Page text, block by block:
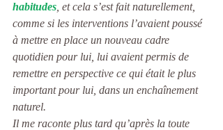
habitudes , et cela s’est fait naturellement,
comme si les interventions l’avaient poussé
à mettre en place un nouveau cadre
quotidien pour lui, lui avaient permis de
remettre en perspective ce qui était le plus
important pour lui, dans un enchaînement
naturel.
Il me raconte plus tard qu’après la toute